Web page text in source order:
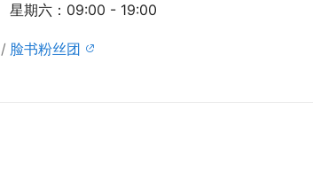
星期六：09:00 - 19:00
脸书粉丝团